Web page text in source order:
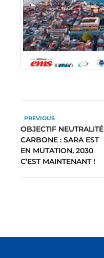
PREVIOUS
OBJECTIF NEUTRALITÉ
CARBONE : SARA EST
EN MUTATION, 2030
C’EST MAINTENANT !